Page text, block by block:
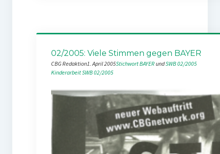
02/2005: Viele Stimmen gegen BAYER
CBG Redaktion1. April 2005Stichwort BAYER und SWB 02/2005
KinderarbeitSWB 02/2005